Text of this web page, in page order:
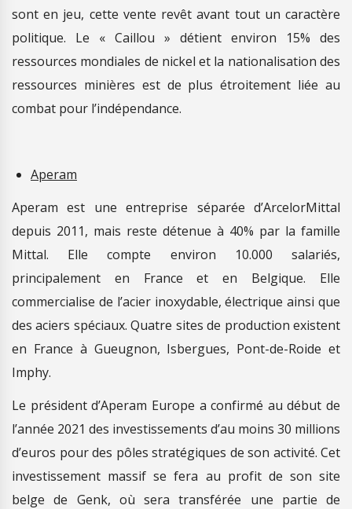
sont en jeu, cette vente revêt avant tout un caractère
politique. Le « Caillou » détient environ 15% des
ressources mondiales de nickel et la nationalisation des
ressources minières est de plus étroitement liée au
combat pour l’indépendance.
Aperam
Aperam est une entreprise séparée d’ArcelorMittal
depuis 2011, mais reste détenue à 40% par la famille
Mittal. Elle compte environ 10.000 salariés,
principalement en France et en Belgique. Elle
commercialise de l’acier inoxydable, électrique ainsi que
des aciers spéciaux. Quatre sites de production existent
en France à Gueugnon, Isbergues, Pont-de-Roide et
Imphy.
Le président d’Aperam Europe a confirmé au début de
l’année 2021 des investissements d’au moins 30 millions
d’euros pour des pôles stratégiques de son activité. Cet
investissement massif se fera au profit de son site
belge de Genk, où sera transférée une partie de